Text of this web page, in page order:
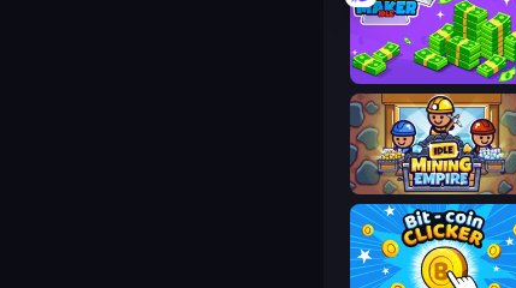
Money Maker Idle
Idle Mining Empire